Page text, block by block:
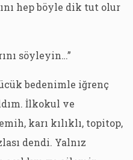
hep böyle dik tut olur
söyleyin…”
bedenimle iğrenç
İlkokul ve
karı kılıklı, topitop,
dendi. Yalnız